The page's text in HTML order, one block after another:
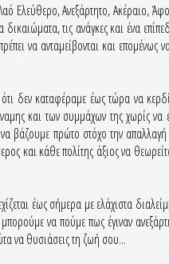
Ανεξάρτητο, Ακέραιο,
τις ανάγκες και ένα
να ανταμείβονται και επομένως
δεν καταφέραμε έως τώρα να
και των συμμάχων της χωρίς να
βάζουμε πρώτο στόχο την
και κάθε πολίτης άξιος να
έως σήμερα με ελάχιστα
να πούμε πως έγιναν
να θυσιάσεις τη ζωή σου...